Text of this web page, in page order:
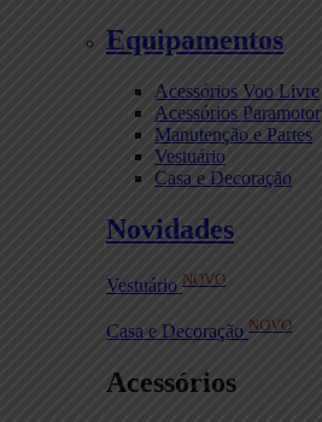
Equipamentos
Acessórios Voo Livre
Acessórios Paramotor
Manutenção e Partes
Vestuário
Casa e Decoração
Novidades
Vestuário NOVO
Casa e Decoração NOVO
Acessórios